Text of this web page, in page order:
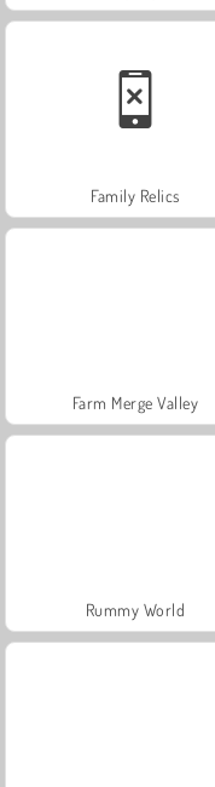
Family Relics
Farm Merge Valley
Rummy World